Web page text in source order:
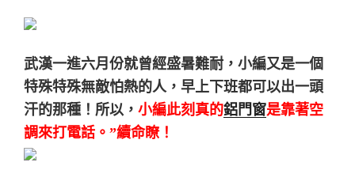
武漢一進六月份就曾經盛暑難耐，小編又是一個
特殊特殊無敵怕熱的人，早上下班都可以出一頭
汗的那種！所以， 小編此刻真的鋁門窗是靠著空
調來打電話。”續命瞭！